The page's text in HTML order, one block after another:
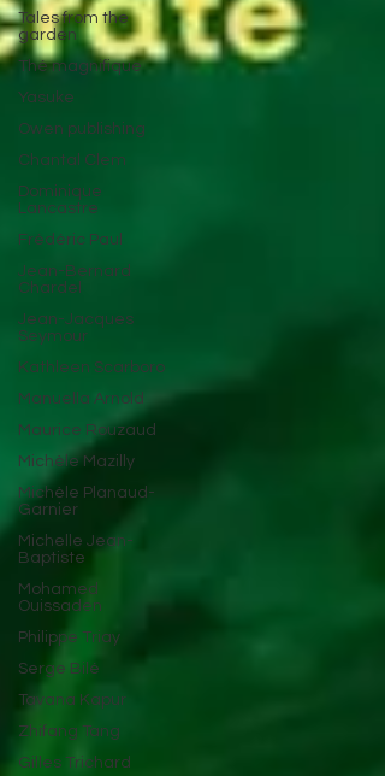
Tales from the
garden
Thé magnifique
Yasuke
Owen publishing
Chantal Clem
Dominique
Lancastre
Frédéric Paul
Jean-Bernard
Chardel
Jean-Jacques
Seymour
Kathleen Scarboro
Manuella Arnold
Maurice Rouzaud
Michèle Mazilly
Michèle Planaud-
Garnier
Michelle Jean-
Baptiste
Mohamed
Ouissaden
Philippe Triay
Serge Bilé
Tavana Kapur
Zhifang Tang
Gilles Trichard